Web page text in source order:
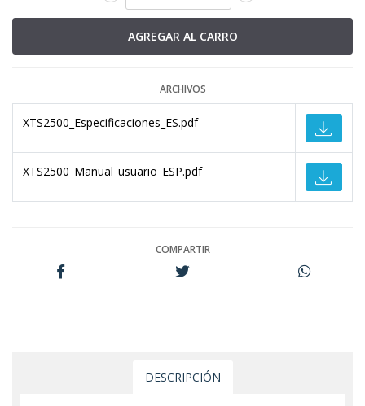
ARCHIVOS
XTS2500_Especificaciones_ES.pdf
XTS2500_Manual_usuario_ESP.pdf
COMPARTIR
DESCRIPCIÓN